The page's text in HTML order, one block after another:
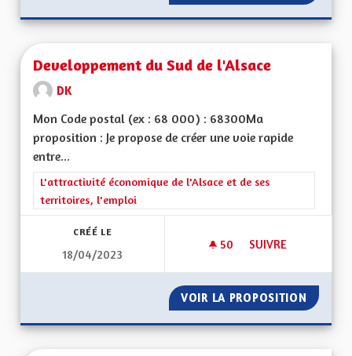
Developpement du Sud de l'Alsace
DK
Mon Code postal (ex : 68 000) : 68300Ma
proposition : Je propose de créer une voie rapide
entre...
Filtrer les résultats de la catégorie : L'attractivité
L'attractivité économique de l'Alsace et de ses
territoires, l'emploi
CRÉÉ LE
18/04/2023
50 50 ABONNÉS
SUIVRE
VOIR LA PROPOSITION